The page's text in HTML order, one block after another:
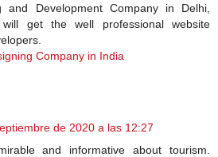
and Development Company in Delhi,
get the well professional website
Company in India
de 2020 a las 12:27
and informative about tourism.